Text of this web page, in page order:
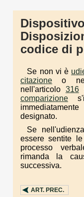
codice di
Se non vi è
citazione o
nell'articolo 316
comparizione
designato.
Se
essere sentite
processo
rimanda la
successiva.
ART. PREC.